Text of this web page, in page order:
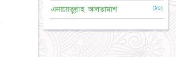
এনায়েতুল্লাহ আলতামাশ (১০)